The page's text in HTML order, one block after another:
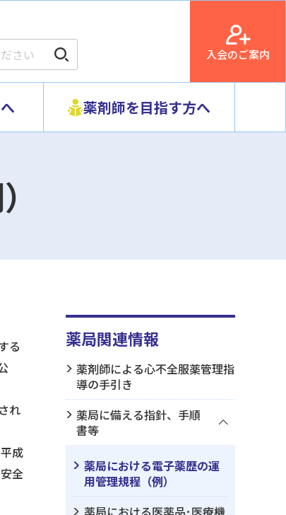
入会のご案内
薬剤師を目指す方へ
る
れ
成
全
薬局関連情報
薬剤師による心不全服薬管理指
導の手引き
薬局に備える指針、手順
書等
薬局における電子薬歴の運
用管理規程（例）
薬局における医薬品･医療機